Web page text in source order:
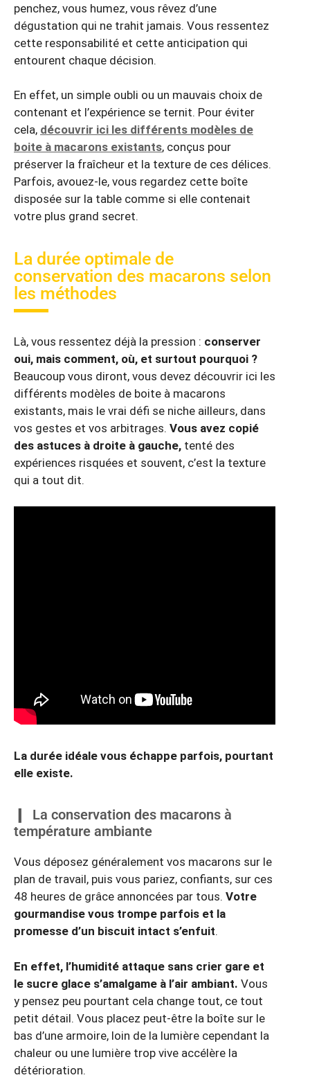
penchez, vous humez, vous rêvez d’une
dégustation qui ne trahit jamais. Vous ressentez
cette responsabilité et cette anticipation qui
entourent chaque décision.
En effet, un simple oubli ou un mauvais choix de
contenant et l’expérience se ternit. Pour éviter
cela, découvrir ici les différents modèles de
boite à macarons existants, conçus pour
préserver la fraîcheur et la texture de ces délices.
Parfois, avouez-le, vous regardez cette boîte
disposée sur la table comme si elle contenait
votre plus grand secret.
La durée optimale de
conservation des macarons selon
les méthodes
Là, vous ressentez déjà la pression : conserver
oui, mais comment, où, et surtout pourquoi ?
Beaucoup vous diront, vous devez découvrir ici les
différents modèles de boite à macarons
existants, mais le vrai défi se niche ailleurs, dans
vos gestes et vos arbitrages. Vous avez copié
des astuces à droite à gauche, tenté des
expériences risquées et souvent, c’est la texture
qui a tout dit.
La durée idéale vous échappe parfois, pourtant
elle existe.
La conservation des macarons à
température ambiante
Vous déposez généralement vos macarons sur le
plan de travail, puis vous pariez, confiants, sur ces
48 heures de grâce annoncées par tous. Votre
gourmandise vous trompe parfois et la
promesse d’un biscuit intact s’enfuit.
En effet, l’humidité attaque sans crier gare et
le sucre glace s’amalgame à l’air ambiant. Vous
y pensez peu pourtant cela change tout, ce tout
petit détail. Vous placez peut-être la boîte sur le
bas d’une armoire, loin de la lumière cependant la
chaleur ou une lumière trop vive accélère la
détérioration.